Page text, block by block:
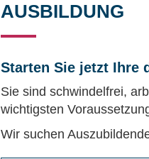
AUSBILDUNG
Starten Sie jetzt Ihre
Sie sind schwindelfrei,
wichtigsten
Wir suchen